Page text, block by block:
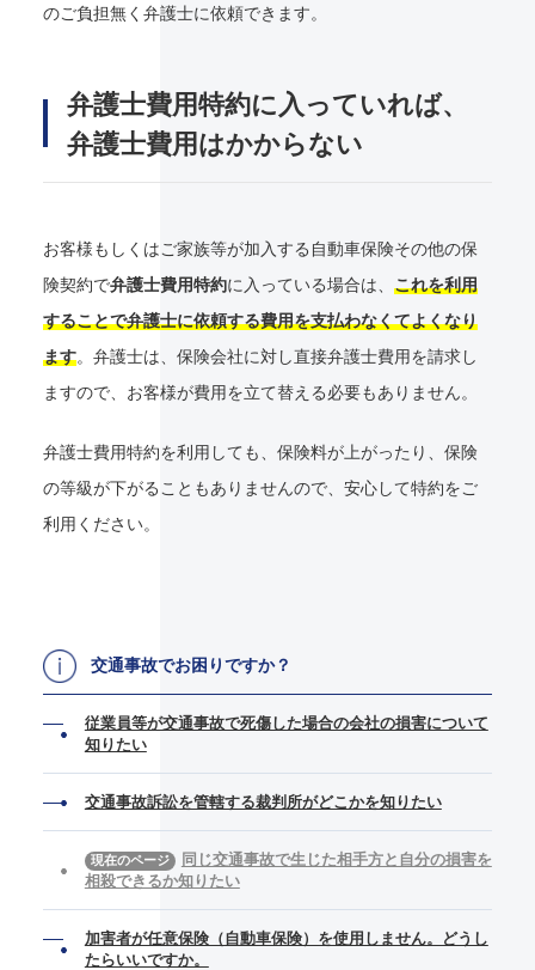
のご負担無く弁護士に依頼できます。
弁護士費用特約に入っていれば、
弁護士費用はかからない
お客様もしくはご家族等が加入する自動車保険その他の保
険契約で弁護士費用特約に入っている場合は、 これを利用
することで弁護士に依頼する費用を支払わなくてよくなり
ます。弁護士は、保険会社に対し直接弁護士費用を請求し
ますので、お客様が費用を立て替える必要もありません。
弁護士費用特約を利用しても、保険料が上がったり、保険
の等級が下がることもありませんので、安心して特約をご
利用ください。
交通事故でお困りですか？
従業員等が交通事故で死傷した場合の会社の損害について
知りたい
交通事故訴訟を管轄する裁判所がどこかを知りたい
同じ交通事故で生じた相手方と自分の損害を
相殺できるか知りたい
加害者が任意保険（自動車保険）を使用しません。どうし
たらいいですか。